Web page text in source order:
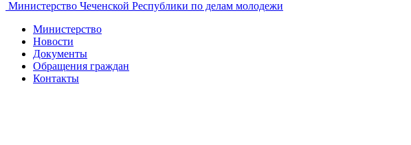
Министерство Чеченской Республики по делам молодежи
Министерство
Новости
Документы
Обращения граждан
Контакты